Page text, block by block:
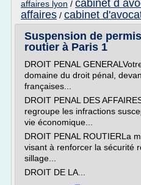
affaires lyon / cabinet d
affaires / cabinet
Suspension de
routier à Paris 1
DROIT PENAL
domaine du droit pénal,
françaises...
DROIT PENAL DES
regroupe les infractions
vie économique...
DROIT PENAL ROUTIERLa
visant à renforcer la sécurité
sillage...
DROIT DE LA...